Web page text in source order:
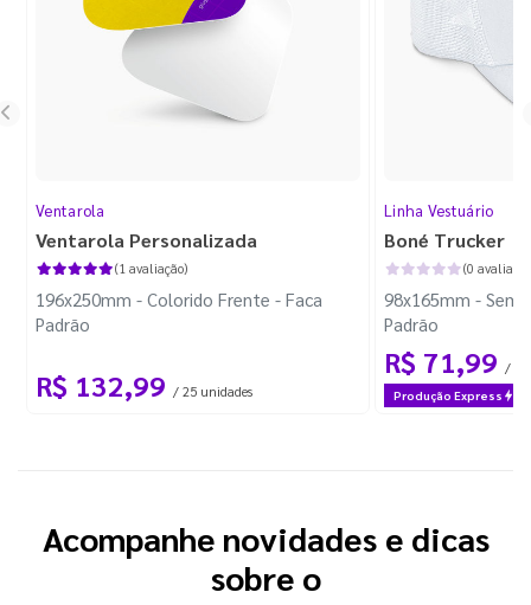
Ventarola
Ventarola Personalizada
(1 avaliação)
196x250mm - Colorido Frente - Faca
Padrão
R$ 132,99 / 25 unidades
Linha Vestuário
Boné Trucker
(0
98x165mm - Sem
Padrão
R$ 71,99 / 1
Produção Express
Acompanhe novidades e dicas
sobre o